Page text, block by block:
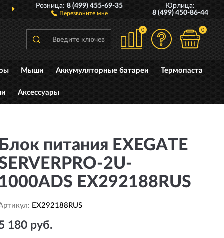
ДОСТАВИМ ПО ВСЕЙ РОССИИ
Розница:8 (499) 455-69-35
Перезвоните мне
Юрлица:
8 (499) 450-86-44
0 0
Мыши Аккумуляторные батареи Термопаста
Аксессуары
питания EXEGATE
2U-
EX292188RUS
EX292188RUS
180 руб.